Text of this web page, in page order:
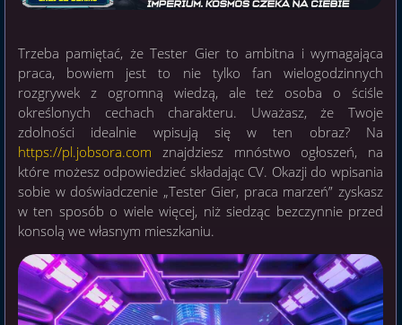
Trzeba pamiętać, że Tester Gier to ambitna i wymagająca
praca, bowiem jest to nie tylko fan wielogodzinnych
rozgrywek z ogromną wiedzą, ale też osoba o ściśle
określonych cechach charakteru. Uważasz, że Twoje
zdolności idealnie wpisują się w ten obraz? Na
https://pl.jobsora.com znajdziesz mnóstwo ogłoszeń, na
które możesz odpowiedzieć składając CV. Okazji do wpisania
sobie w doświadczenie „Tester Gier, praca marzeń” zyskasz
w ten sposób o wiele więcej, niż siedząc bezczynnie przed
konsolą we własnym mieszkaniu.